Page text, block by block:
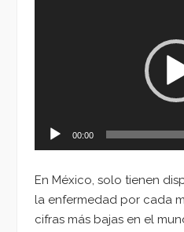
00:00
En México, solo tienen
la enfermedad por cada
cifras más bajas en el